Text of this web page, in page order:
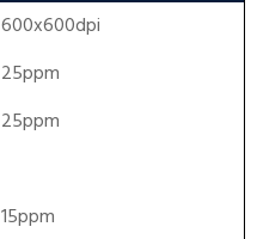
600x600dpi
25ppm
25ppm
15ppm